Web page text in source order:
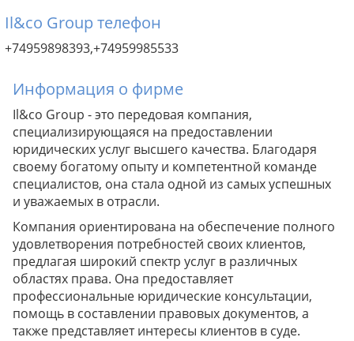
Il&co Group телефон
+74959898393,+74959985533
Информация о фирме
Il&co Group - это передовая компания,
специализирующаяся на предоставлении
юридических услуг высшего качества. Благодаря
своему богатому опыту и компетентной команде
специалистов, она стала одной из самых успешных
и уважаемых в отрасли.
Компания ориентирована на обеспечение полного
удовлетворения потребностей своих клиентов,
предлагая широкий спектр услуг в различных
областях права. Она предоставляет
профессиональные юридические консультации,
помощь в составлении правовых документов, а
также представляет интересы клиентов в суде.